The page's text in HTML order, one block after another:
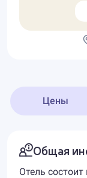
Цены
Общая
Отель